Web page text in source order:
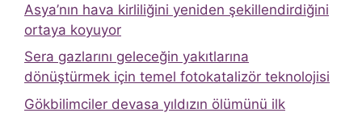
Asya’nın hava kirliliğini yeniden şekillendirdiğini
ortaya koyuyor
Sera gazlarını geleceğin yakıtlarına
dönüştürmek için temel fotokatalizör teknolojisi
Gökbilimciler devasa yıldızın ölümünü ilk